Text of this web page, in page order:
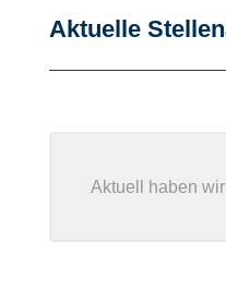
Aktuelle
Aktuell haben